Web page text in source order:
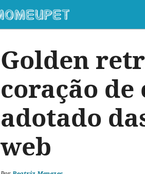
Golden
coração
adotado
web